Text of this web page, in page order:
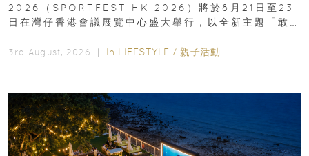
2026（SPORTFEST HK 2026）將於8月21日至23
日在灣仔香港會議展覽中心盛大舉行，以全新主題「敢
3rd August, 2026 ｜ In LIFESTYLE / 親子活動